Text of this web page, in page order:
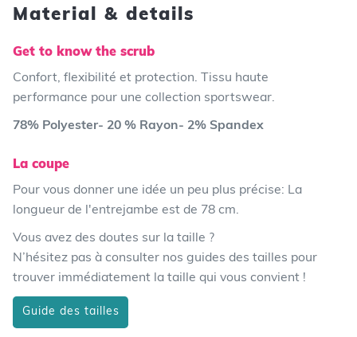
Material & details
Get to know the scrub
Confort, flexibilité et protection. Tissu haute
performance pour une collection sportswear.
78% Polyester- 20 % Rayon- 2% Spandex
La coupe
Pour vous donner une idée un peu plus précise: La
longueur de l'entrejambe est de 78 cm.
Vous avez des doutes sur la taille ?
N’hésitez pas à consulter nos guides des tailles pour
trouver immédiatement la taille qui vous convient !
Guide des tailles